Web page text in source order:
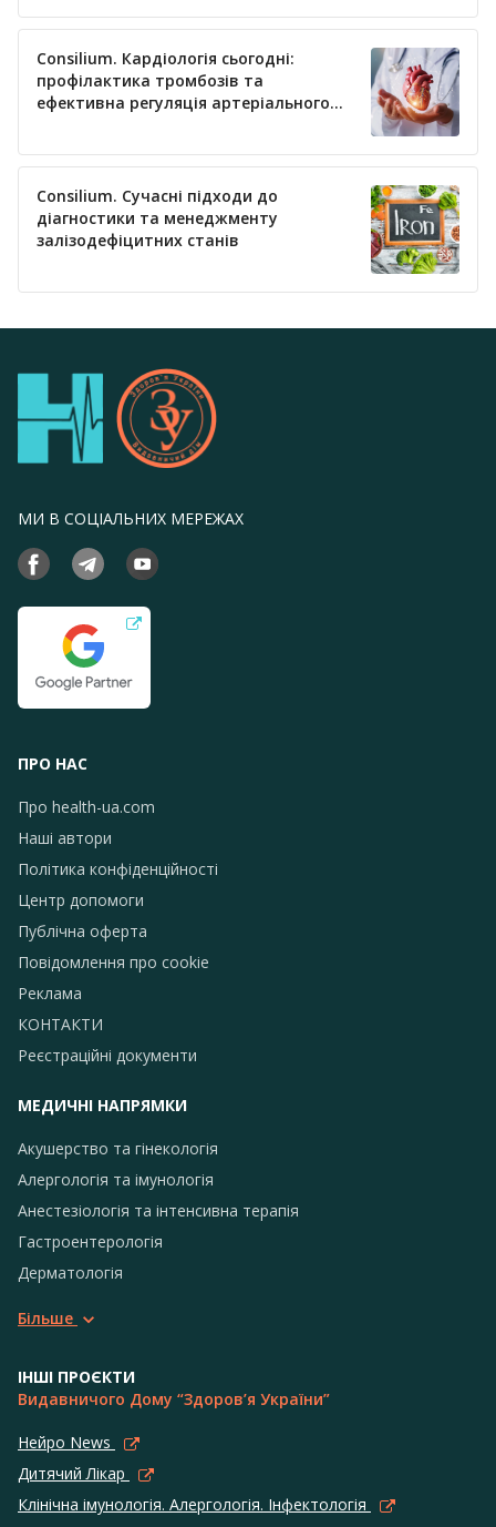
Consilium. Кардіологія сьогодні:
профілактика тромбозів та
ефективна регуляція артеріального
Consilium. Сучасні підходи до
діагностики та менеджменту
залізодефіцитних станів
МИ В СОЦІАЛЬНИХ МЕРЕЖАХ
ПРО НАС
Про health-ua.com
Наші автори
Політика конфіденційності
Центр допомоги
Публічна оферта
Повідомлення про сookie
Реклама
КОНТАКТИ
Реєстраційні документи
МЕДИЧНІ НАПРЯМКИ
Акушерство та гінекологія
Алергологія та імунологія
Анестезіологія та інтенсивна терапія
Гастроентерологія
Дерматологія
Більше
ІНШІ ПРОЄКТИ
Видавничого Дому “Здоров’я України”
Нейро News
Дитячий Лікар
Клінічна імунологія. Алергологія. Інфектологія